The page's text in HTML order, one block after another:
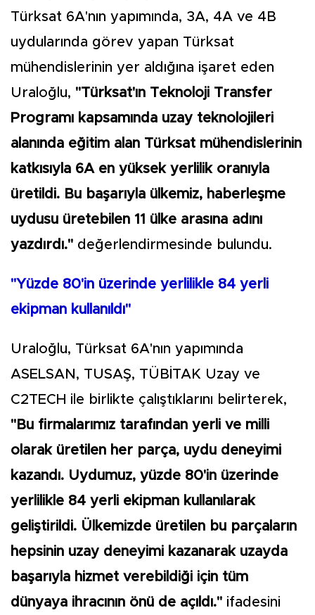
Türksat 6A'nın yapımında, 3A, 4A ve 4B
uydularında görev yapan Türksat
mühendislerinin yer aldığına işaret eden
Uraloğlu, "Türksat'ın Teknoloji Transfer
Programı kapsamında uzay teknolojileri
alanında eğitim alan Türksat mühendislerinin
katkısıyla 6A en yüksek yerlilik oranıyla
üretildi. Bu başarıyla ülkemiz, haberleşme
uydusu üretebilen 11 ülke arasına adını
yazdırdı." değerlendirmesinde bulundu.
"Yüzde 80'in üzerinde yerlilikle 84 yerli
ekipman kullanıldı"
Uraloğlu, Türksat 6A'nın yapımında
ASELSAN, TUSAŞ, TÜBİTAK Uzay ve
C2TECH ile birlikte çalıştıklarını belirterek,
"Bu firmalarımız tarafından yerli ve milli
olarak üretilen her parça, uydu deneyimi
kazandı. Uydumuz, yüzde 80'in üzerinde
yerlilikle 84 yerli ekipman kullanılarak
geliştirildi. Ülkemizde üretilen bu parçaların
hepsinin uzay deneyimi kazanarak uzayda
başarıyla hizmet verebildiği için tüm
dünyaya ihracının önü de açıldı." ifadesini